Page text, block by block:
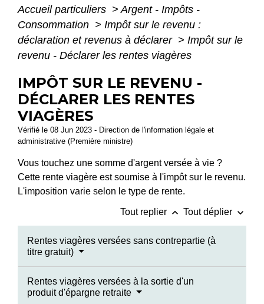
Accueil particuliers > Argent - Impôts -
Consommation > Impôt sur le revenu :
déclaration et revenus à déclarer > Impôt sur le
revenu - Déclarer les rentes viagères
IMPÔT SUR LE REVENU -
DÉCLARER LES RENTES
VIAGÈRES
Vérifié le 08 Jun 2023 - Direction de l'information légale et
administrative (Première ministre)
Vous touchez une somme d'argent versée à vie ?
Cette rente viagère est soumise à l'impôt sur le revenu.
L'imposition varie selon le type de rente.
Tout replier keyboard_arrow_up Tout déplier keyboard_arrow_down
Rentes viagères versées sans contrepartie (à
titre gratuit)
Rentes viagères versées à la sortie d'un
produit d'épargne retraite